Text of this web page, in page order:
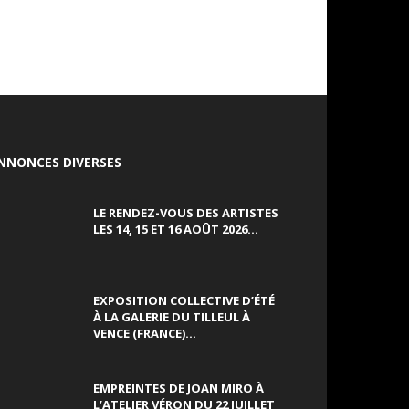
DIVERSES
LE RENDEZ-VOUS DES ARTISTES
LES 14, 15 ET 16 AOÛT 2026...
EXPOSITION COLLECTIVE D’ÉTÉ
À LA GALERIE DU TILLEUL À
VENCE (FRANCE)...
EMPREINTES DE JOAN MIRO À
L’ATELIER VÉRON DU 22 JUILLET